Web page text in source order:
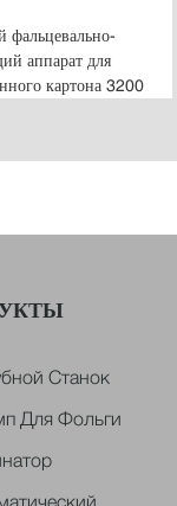
Станок
Для Фольги